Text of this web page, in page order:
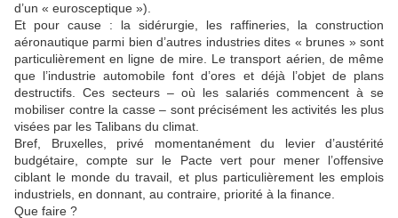
d’un « eurosceptique »).
Et pour cause : la sidérurgie, les raffineries, la construction
aéronautique parmi bien d’autres industries dites « brunes » sont
particulièrement en ligne de mire. Le transport aérien, de même
que l’industrie automobile font d’ores et déjà l’objet de plans
destructifs. Ces secteurs – où les salariés commencent à se
mobiliser contre la casse – sont précisément les activités les plus
visées par les Talibans du climat.
Bref, Bruxelles, privé momentanément du levier d’austérité
budgétaire, compte sur le Pacte vert pour mener l’offensive
ciblant le monde du travail, et plus particulièrement les emplois
industriels, en donnant, au contraire, priorité à la finance.
Que faire ?